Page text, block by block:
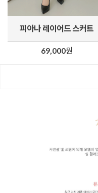
피아나 레이어드 스커트
69,000원